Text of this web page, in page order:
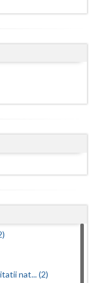
nat... (2)